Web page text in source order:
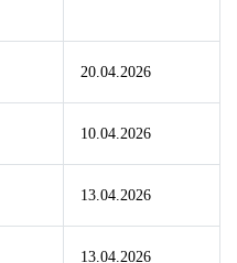
20.04.2026
10.04.2026
13.04.2026
13.04.2026